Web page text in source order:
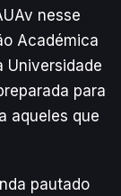
nesse
Académica
Universidade
para
aqueles que
pautado